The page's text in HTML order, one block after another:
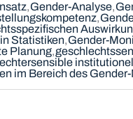
Gender-Analyse
Statistiken Gender-
Planung
im Bereich des